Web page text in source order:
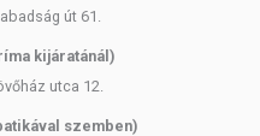
út 61.
kijáratánál)
utca 12.
szemben)